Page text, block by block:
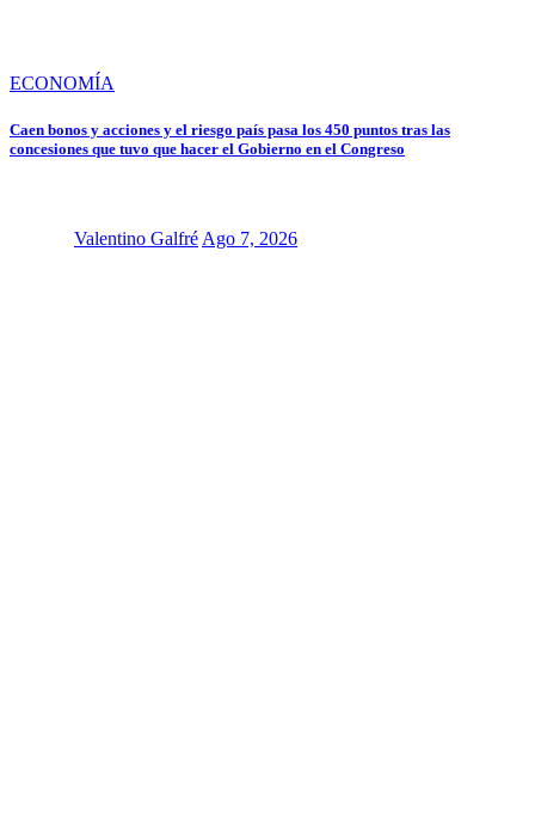
ECONOMÍA
Caen bonos y acciones y el riesgo país pasa los 450 puntos tras las
concesiones que tuvo que hacer el Gobierno en el Congreso
Valentino Galfré Ago 7, 2026